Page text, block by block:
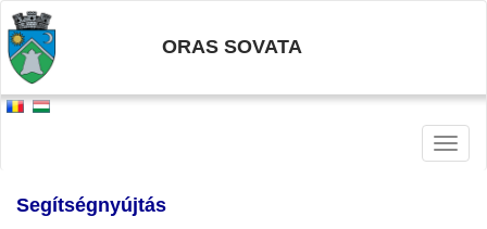
ORAS SOVATA
Segítségnyújtás